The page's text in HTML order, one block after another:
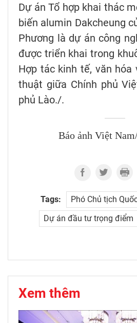
Dự án Tổ hợp khai thác
biến alumin Dakcheung
Phương là dự án công
được triển khai trong
Hợp tác kinh tế, văn hóa
thuật giữa Chính phủ
phủ Lào./.
Báo ảnh Việt
Tags: Phó Chủ tịch
Dự án đầu tư trọng điểm
Xem thêm